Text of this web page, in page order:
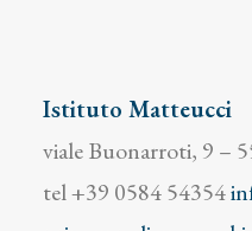
Istituto Matteucci
viale Buonarroti, 9 –
tel +39 0584 54354